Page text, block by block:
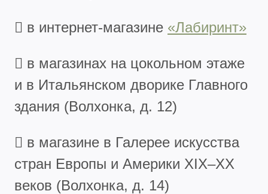
 в интернет-магазине «Лабиринт»
 в магазинах на цокольном этаже
и в Итальянском дворике Главного
здания (Волхонка, д. 12)
 в магазине в Галерее искусства
стран Европы и Америки XIX–XX
веков (Волхонка, д. 14)